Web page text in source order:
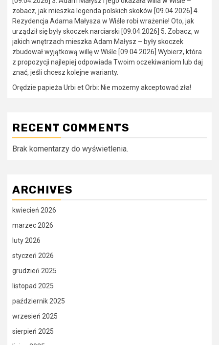
zobacz, jak mieszka legenda polskich skoków [09.04.2026] 4.
Rezydencja Adama Małysza w Wiśle robi wrażenie! Oto, jak
urządził się były skoczek narciarski [09.04.2026] 5. Zobacz, w
jakich wnętrzach mieszka Adam Małysz – były skoczek
zbudował wyjątkową willę w Wiśle [09.04.2026] Wybierz, która
z propozycji najlepiej odpowiada Twoim oczekiwaniom lub daj
znać, jeśli chcesz kolejne warianty.
Orędzie papieża Urbi et Orbi: Nie możemy akceptować zła!
RECENT COMMENTS
Brak komentarzy do wyświetlenia.
ARCHIVES
kwiecień 2026
marzec 2026
luty 2026
styczeń 2026
grudzień 2025
listopad 2025
październik 2025
wrzesień 2025
sierpień 2025